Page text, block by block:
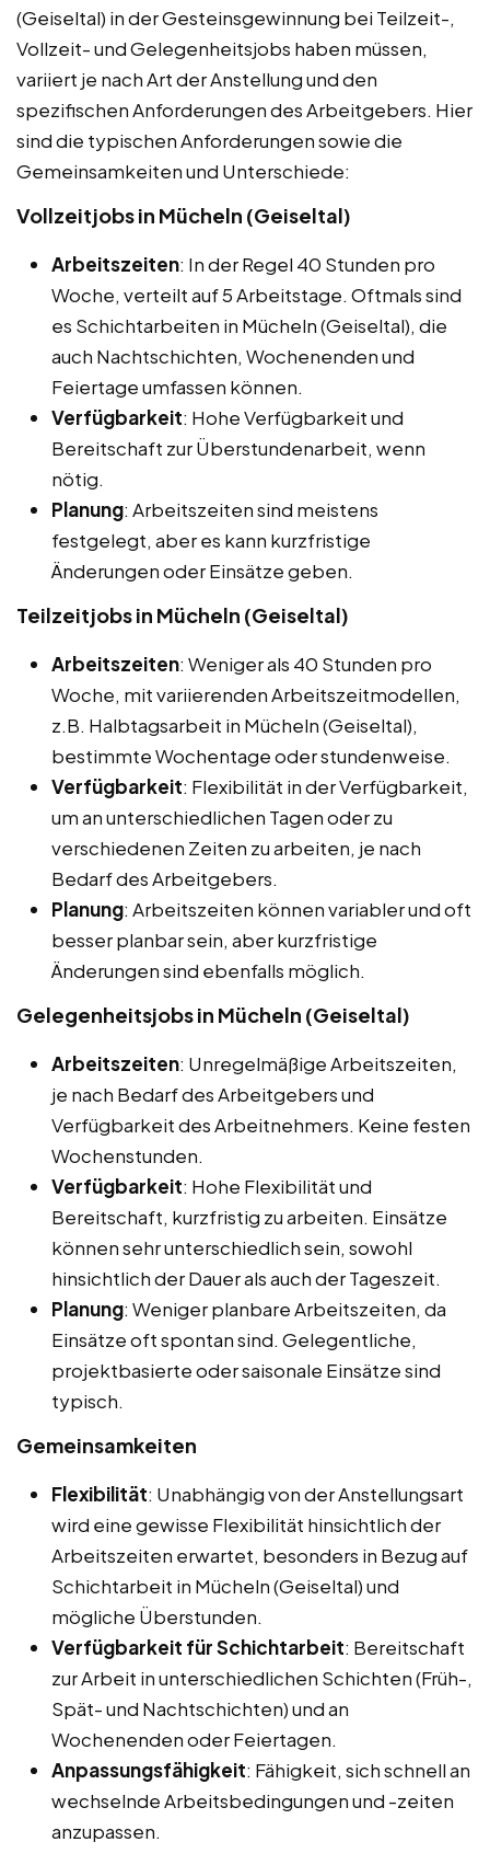
(Geiseltal) in der Gesteinsgewinnung bei Teilzeit-,
Vollzeit- und Gelegenheitsjobs haben müssen,
variiert je nach Art der Anstellung und den
spezifischen Anforderungen des Arbeitgebers. Hier
sind die typischen Anforderungen sowie die
Gemeinsamkeiten und Unterschiede:
Vollzeitjobs in Mücheln (Geiseltal)
Arbeitszeiten: In der Regel 40 Stunden pro
Woche, verteilt auf 5 Arbeitstage. Oftmals sind
es Schichtarbeiten in Mücheln (Geiseltal), die
auch Nachtschichten, Wochenenden und
Feiertage umfassen können.
Verfügbarkeit: Hohe Verfügbarkeit und
Bereitschaft zur Überstundenarbeit, wenn
nötig.
Planung: Arbeitszeiten sind meistens
festgelegt, aber es kann kurzfristige
Änderungen oder Einsätze geben.
Teilzeitjobs in Mücheln (Geiseltal)
Arbeitszeiten: Weniger als 40 Stunden pro
Woche, mit variierenden Arbeitszeitmodellen,
z.B. Halbtagsarbeit in Mücheln (Geiseltal),
bestimmte Wochentage oder stundenweise.
Verfügbarkeit: Flexibilität in der Verfügbarkeit,
um an unterschiedlichen Tagen oder zu
verschiedenen Zeiten zu arbeiten, je nach
Bedarf des Arbeitgebers.
Planung: Arbeitszeiten können variabler und oft
besser planbar sein, aber kurzfristige
Änderungen sind ebenfalls möglich.
Gelegenheitsjobs in Mücheln (Geiseltal)
Arbeitszeiten: Unregelmäßige Arbeitszeiten,
je nach Bedarf des Arbeitgebers und
Verfügbarkeit des Arbeitnehmers. Keine festen
Wochenstunden.
Verfügbarkeit: Hohe Flexibilität und
Bereitschaft, kurzfristig zu arbeiten. Einsätze
können sehr unterschiedlich sein, sowohl
hinsichtlich der Dauer als auch der Tageszeit.
Planung: Weniger planbare Arbeitszeiten, da
Einsätze oft spontan sind. Gelegentliche,
projektbasierte oder saisonale Einsätze sind
typisch.
Gemeinsamkeiten
Flexibilität: Unabhängig von der Anstellungsart
wird eine gewisse Flexibilität hinsichtlich der
Arbeitszeiten erwartet, besonders in Bezug auf
Schichtarbeit in Mücheln (Geiseltal) und
mögliche Überstunden.
Verfügbarkeit für Schichtarbeit: Bereitschaft
zur Arbeit in unterschiedlichen Schichten (Früh-,
Spät- und Nachtschichten) und an
Wochenenden oder Feiertagen.
Anpassungsfähigkeit: Fähigkeit, sich schnell an
wechselnde Arbeitsbedingungen und -zeiten
anzupassen.